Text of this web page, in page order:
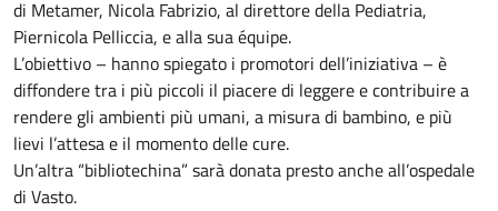
di Metamer, Nicola Fabrizio, al direttore della Pediatria,
Piernicola Pelliccia, e alla sua équipe.
L’obiettivo – hanno spiegato i promotori dell’iniziativa – è
diffondere tra i più piccoli il piacere di leggere e contribuire a
rendere gli ambienti più umani, a misura di bambino, e più
lievi l’attesa e il momento delle cure.
Un’altra “bibliotechina” sarà donata presto anche all’ospedale
di Vasto.